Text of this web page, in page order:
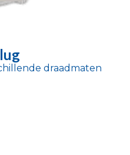
draadmaten